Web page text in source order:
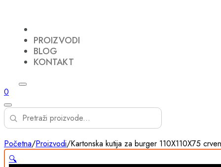
PROIZVODI
BLOG
KONTAKT
0
Početna/Proizvodi/Kartonska kutija za burger 110X110X75
🔍